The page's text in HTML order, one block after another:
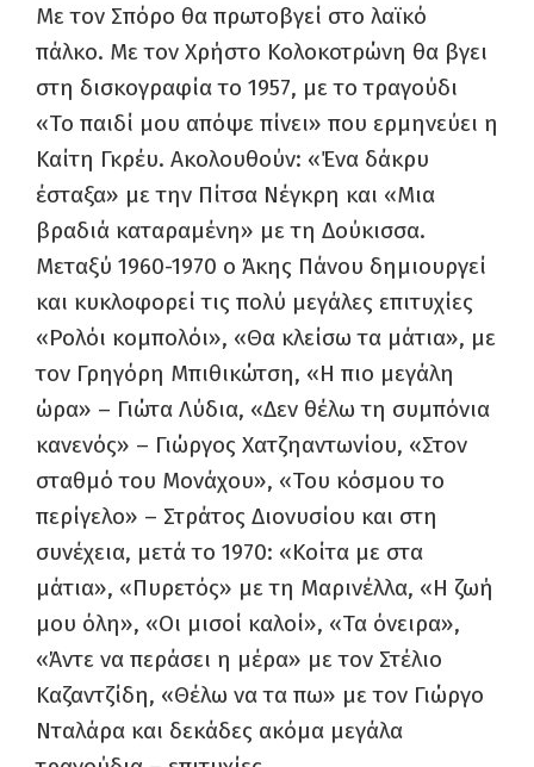
Με τον Σπόρο θα πρωτοβγεί στο λαϊκό
πάλκο. Με τον Χρήστο Κολοκοτρώνη θα βγει
στη δισκογραφία το 1957, με το τραγούδι
«Το παιδί μου απόψε πίνει» που ερμηνεύει η
Καίτη Γκρέυ. Ακολουθούν: «Ένα δάκρυ
έσταξα» με την Πίτσα Νέγκρη και «Μια
βραδιά καταραμένη» με τη Δούκισσα.
Μεταξύ 1960-1970 ο Άκης Πάνου δημιουργεί
και κυκλοφορεί τις πολύ μεγάλες επιτυχίες
«Ρολόι κομπολόι», «Θα κλείσω τα μάτια», με
τον Γρηγόρη Μπιθικώτση, «Η πιο μεγάλη
ώρα» – Γιώτα Λύδια, «Δεν θέλω τη συμπόνια
κανενός» – Γιώργος Χατζηαντωνίου, «Στον
σταθμό του Μονάχου», «Του κόσμου το
περίγελο» – Στράτος Διονυσίου και στη
συνέχεια, μετά το 1970: «Κοίτα με στα
μάτια», «Πυρετός» με τη Μαρινέλλα, «Η ζωή
μου όλη», «Οι μισοί καλοί», «Τα όνειρα»,
«Άντε να περάσει η μέρα» με τον Στέλιο
Καζαντζίδη, «Θέλω να τα πω» με τον Γιώργο
Νταλάρα και δεκάδες ακόμα μεγάλα